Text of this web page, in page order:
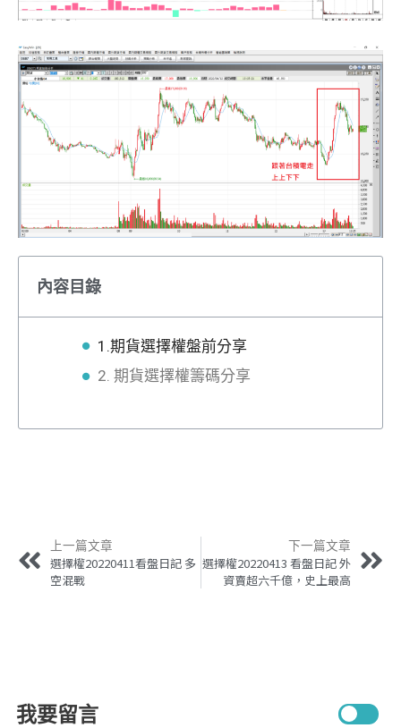
內容目錄
1.期貨選擇權盤前分享
2. 期貨選擇權籌碼分享
上一篇文章
選擇權20220411看盤日記 多
空混戰
下一篇文章
選擇權20220413 看盤日記 外
資賣超六千億，史上最高
我要留言